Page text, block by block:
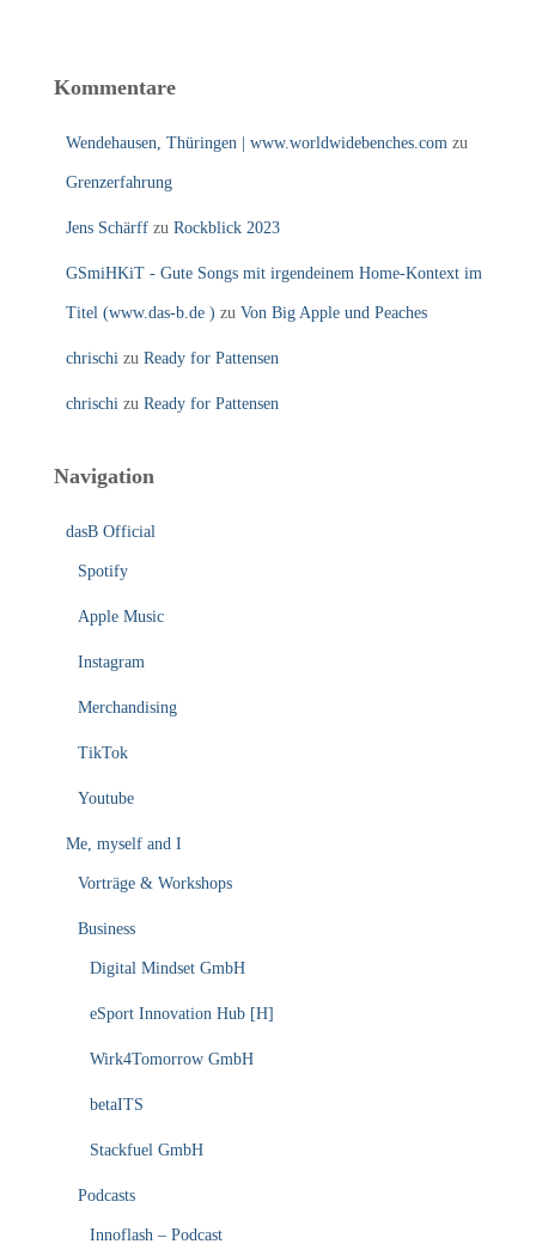
Kommentare
Wendehausen, Thüringen | www.worldwidebenches.com zu
Grenzerfahrung
Jens Schärff zu Rockblick 2023
GSmiHKiT - Gute Songs mit irgendeinem Home-Kontext im
Titel (www.das-b.de ) zu Von Big Apple und Peaches
chrischi zu Ready for Pattensen
chrischi zu Ready for Pattensen
Navigation
dasB Official
Spotify
Apple Music
Instagram
Merchandising
TikTok
Youtube
Me, myself and I
Vorträge & Workshops
Business
Digital Mindset GmbH
eSport Innovation Hub [H]
Wirk4Tomorrow GmbH
betaITS
Stackfuel GmbH
Podcasts
Innoflash – Podcast